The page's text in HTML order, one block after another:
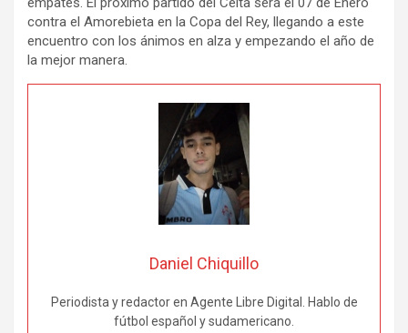
contra el Amorebieta en la Copa del Rey, llegando a este
encuentro con los ánimos en alza y empezando el año de
la mejor manera.
Daniel Chiquillo
Periodista y redactor en Agente Libre Digital. Hablo de
fútbol español y sudamericano.